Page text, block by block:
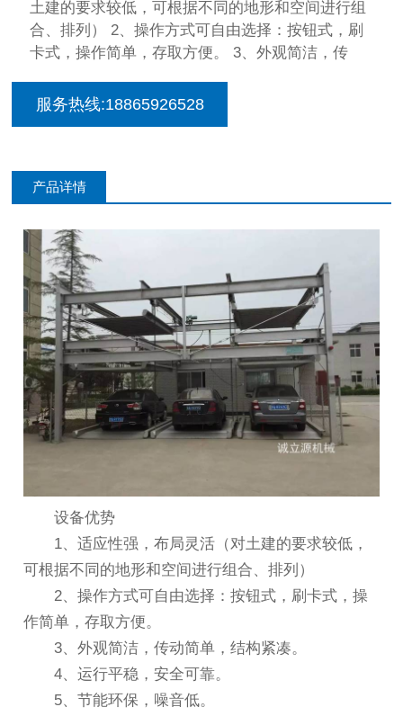
土建的要求较低，可根据不同的地形和空间进行组
合、排列） 2、操作方式可自由选择：按钮式，刷
卡式，操作简单，存取方便。 3、外观简洁，传
服务热线:18865926528
产品详情
设备优势
1、适应性强，布局灵活（对土建的要求较低，
可根据不同的地形和空间进行组合、排列）
2、操作方式可自由选择：按钮式，刷卡式，操
作简单，存取方便。
3、外观简洁，传动简单，结构紧凑。
4、运行平稳，安全可靠。
5、节能环保，噪音低。